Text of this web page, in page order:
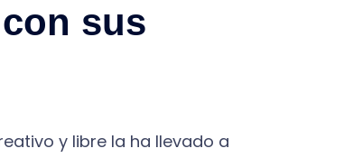
sus
y libre la ha llevado a